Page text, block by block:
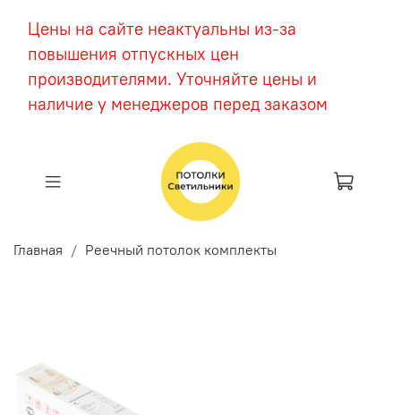
Цены на сайте неактуальны из-за
повышения отпускных цен
производителями. Уточняйте цены и
наличие у менеджеров перед заказом
Главная Реечный потолок комплекты